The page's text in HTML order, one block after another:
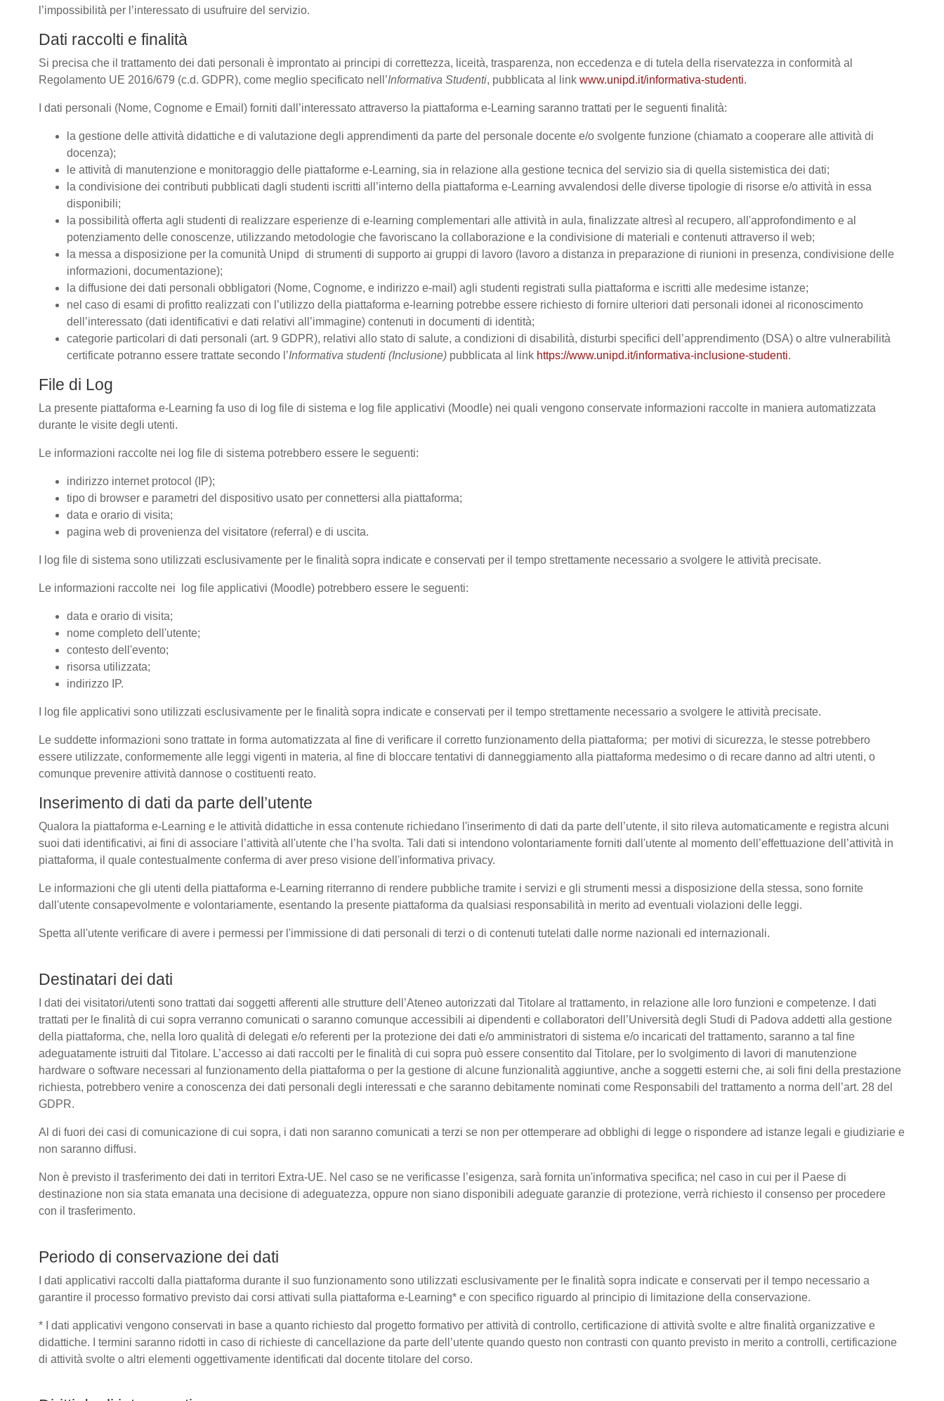
l’impossibilità per l’interessato di usufruire del servizio.
Dati raccolti e finalità
Si precisa che il trattamento dei dati personali è improntato ai principi di correttezza, liceità, trasparenza, non eccedenza e di tutela della riservatezza in conformità al
Regolamento UE 2016/679 (c.d. GDPR), come meglio specificato nell’Informativa Studenti, pubblicata al link www.unipd.it/informativa-studenti.
I dati personali (Nome, Cognome e Email) forniti dall’interessato attraverso la piattaforma e-Learning saranno trattati per le seguenti finalità:
la gestione delle attività didattiche e di valutazione degli apprendimenti da parte del personale docente e/o svolgente funzione (chiamato a cooperare alle attività di
docenza);
le attività di manutenzione e monitoraggio delle piattaforme e-Learning, sia in relazione alla gestione tecnica del servizio sia di quella sistemistica dei dati;
la condivisione dei contributi pubblicati dagli studenti iscritti all’interno della piattaforma e-Learning avvalendosi delle diverse tipologie di risorse e/o attività in essa
disponibili;
la possibilità offerta agli studenti di realizzare esperienze di e-learning complementari alle attività in aula, finalizzate altresì al recupero, all'approfondimento e al
potenziamento delle conoscenze, utilizzando metodologie che favoriscano la collaborazione e la condivisione di materiali e contenuti attraverso il web;
la messa a disposizione per la comunità Unipd di strumenti di supporto ai gruppi di lavoro (lavoro a distanza in preparazione di riunioni in presenza, condivisione delle
informazioni, documentazione);
la diffusione dei dati personali obbligatori (Nome, Cognome, e indirizzo e-mail) agli studenti registrati sulla piattaforma e iscritti alle medesime istanze;
nel caso di esami di profitto realizzati con l’utilizzo della piattaforma e-learning potrebbe essere richiesto di fornire ulteriori dati personali idonei al riconoscimento
dell’interessato (dati identificativi e dati relativi all’immagine) contenuti in documenti di identità;
categorie particolari di dati personali (art. 9 GDPR), relativi allo stato di salute, a condizioni di disabilità, disturbi specifici dell’apprendimento (DSA) o altre vulnerabilità
certificate potranno essere trattate secondo l’Informativa studenti (Inclusione) pubblicata al link https://www.unipd.it/informativa-inclusione-studenti.
File di Log
La presente piattaforma e-Learning fa uso di log file di sistema e log file applicativi (Moodle) nei quali vengono conservate informazioni raccolte in maniera automatizzata
durante le visite degli utenti.
Le informazioni raccolte nei log file di sistema potrebbero essere le seguenti:
indirizzo internet protocol (IP);
tipo di browser e parametri del dispositivo usato per connettersi alla piattaforma;
data e orario di visita;
pagina web di provenienza del visitatore (referral) e di uscita.
I log file di sistema sono utilizzati esclusivamente per le finalità sopra indicate e conservati per il tempo strettamente necessario a svolgere le attività precisate.
Le informazioni raccolte nei log file applicativi (Moodle) potrebbero essere le seguenti:
data e orario di visita;
nome completo dell'utente;
contesto dell'evento;
risorsa utilizzata;
indirizzo IP.
I log file applicativi sono utilizzati esclusivamente per le finalità sopra indicate e conservati per il tempo strettamente necessario a svolgere le attività precisate.
Le suddette informazioni sono trattate in forma automatizzata al fine di verificare il corretto funzionamento della piattaforma; per motivi di sicurezza, le stesse potrebbero
essere utilizzate, conformemente alle leggi vigenti in materia, al fine di bloccare tentativi di danneggiamento alla piattaforma medesimo o di recare danno ad altri utenti, o
comunque prevenire attività dannose o costituenti reato.
Inserimento di dati da parte dell’utente
Qualora la piattaforma e-Learning e le attività didattiche in essa contenute richiedano l'inserimento di dati da parte dell’utente, il sito rileva automaticamente e registra alcuni
suoi dati identificativi, ai fini di associare l’attività all'utente che l’ha svolta. Tali dati si intendono volontariamente forniti dall'utente al momento dell’effettuazione dell’attività in
piattaforma, il quale contestualmente conferma di aver preso visione dell'informativa privacy.
Le informazioni che gli utenti della piattaforma e-Learning riterranno di rendere pubbliche tramite i servizi e gli strumenti messi a disposizione della stessa, sono fornite
dall'utente consapevolmente e volontariamente, esentando la presente piattaforma da qualsiasi responsabilità in merito ad eventuali violazioni delle leggi.
Spetta all'utente verificare di avere i permessi per l'immissione di dati personali di terzi o di contenuti tutelati dalle norme nazionali ed internazionali.
Destinatari dei dati
I dati dei visitatori/utenti sono trattati dai soggetti afferenti alle strutture dell’Ateneo autorizzati dal Titolare al trattamento, in relazione alle loro funzioni e competenze. I dati
trattati per le finalità di cui sopra verranno comunicati o saranno comunque accessibili ai dipendenti e collaboratori dell’Università degli Studi di Padova addetti alla gestione
della piattaforma, che, nella loro qualità di delegati e/o referenti per la protezione dei dati e/o amministratori di sistema e/o incaricati del trattamento, saranno a tal fine
adeguatamente istruiti dal Titolare. L’accesso ai dati raccolti per le finalità di cui sopra può essere consentito dal Titolare, per lo svolgimento di lavori di manutenzione
hardware o software necessari al funzionamento della piattaforma o per la gestione di alcune funzionalità aggiuntive, anche a soggetti esterni che, ai soli fini della prestazione
richiesta, potrebbero venire a conoscenza dei dati personali degli interessati e che saranno debitamente nominati come Responsabili del trattamento a norma dell’art. 28 del
GDPR.
Al di fuori dei casi di comunicazione di cui sopra, i dati non saranno comunicati a terzi se non per ottemperare ad obblighi di legge o rispondere ad istanze legali e giudiziarie e
non saranno diffusi.
Non è previsto il trasferimento dei dati in territori Extra-UE. Nel caso se ne verificasse l’esigenza, sarà fornita un'informativa specifica; nel caso in cui per il Paese di
destinazione non sia stata emanata una decisione di adeguatezza, oppure non siano disponibili adeguate garanzie di protezione, verrà richiesto il consenso per procedere
con il trasferimento.
Periodo di conservazione dei dati
I dati applicativi raccolti dalla piattaforma durante il suo funzionamento sono utilizzati esclusivamente per le finalità sopra indicate e conservati per il tempo necessario a
garantire il processo formativo previsto dai corsi attivati sulla piattaforma e-Learning* e con specifico riguardo al principio di limitazione della conservazione.
* I dati applicativi vengono conservati in base a quanto richiesto dal progetto formativo per attività di controllo, certificazione di attività svolte e altre finalità organizzative e
didattiche. I termini saranno ridotti in caso di richieste di cancellazione da parte dell’utente quando questo non contrasti con quanto previsto in merito a controlli, certificazione
di attività svolte o altri elementi oggettivamente identificati dal docente titolare del corso.